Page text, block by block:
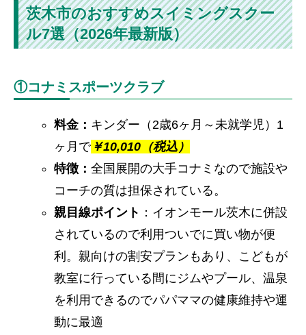
茨木市のおすすめスイミングスクー
ル7選（2026年最新版）
①コナミスポーツクラブ
料金： キンダー（2歳6ヶ月～未就学児）1
ヶ月で ￥10,010（税込）
特徴：全国展開の大手コナミなので施設や
コーチの質は担保されている。
親目線ポイント ：イオンモール茨木に併設
されているので利用ついでに買い物が便
利。親向けの割安プランもあり、こどもが
教室に行っている間にジムやプール、温泉
を利用できるのでパパママの健康維持や運
動に最適